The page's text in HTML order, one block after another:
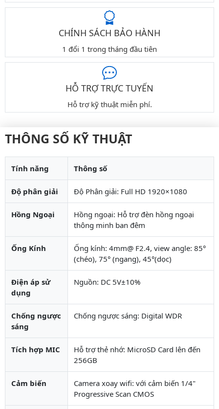
CHÍNH SÁCH BẢO HÀNH
1 đổi 1 trong tháng đầu tiên
HỖ TRỢ TRỰC TUYẾN
Hỗ trợ kỹ thuật miễn phí.
THÔNG SỐ KỸ THUẬT
Tính năng Thông số
Độ phân giải Độ Phân giải: Full HD 1920×1080
Hồng Ngoại
Hồng ngoại: Hỗ trợ đèn hồng ngoại
thông minh ban đêm
Ống Kính
Ống kính: 4mm@ F2.4, view angle: 85°
(chéo), 75° (ngang), 45°(dọc)
Điện áp sử
dụng
Nguồn: DC 5V±10%
Chống ngược
sáng
Chống ngược sáng: Digital WDR
Tích hợp MIC
Hỗ trợ thẻ nhớ: MicroSD Card lên đến
256GB
Cảm biến
Camera xoay wifi: với cảm biến 1/4"
Progressive Scan CMOS